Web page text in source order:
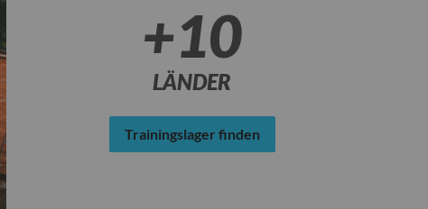
+10
LÄNDER
Trainingslager finden